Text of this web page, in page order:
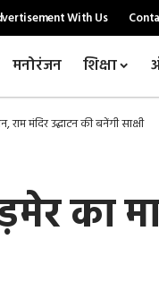
With Us
मनोरंजन शिक्षा
राम मंदिर उद्घाटन की बनेंगी साक्षी
का